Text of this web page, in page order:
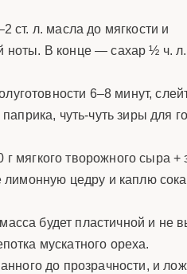
ст. л. масла до мягкости и
ноты. В конце — сахар ½ ч. л.
6–8 минут,
чуть-чуть зиры для
мягкого творожного сыра +
лимонную цедру и каплю
будет пластичной и не
мускатного ореха.
до прозрачности, и